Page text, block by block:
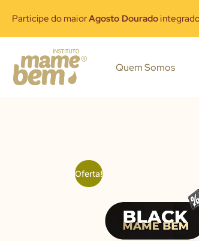
Participe do maiorAgosto Dourado
Quem Somos
Oferta!